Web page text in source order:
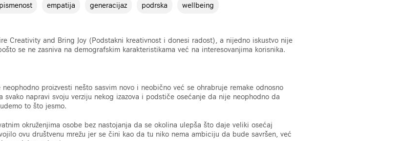
empatija generacijaz podrska wellbeing
Creativity and Bring Joy (Podstakni kreativnost i donesi radost), a nijedno iskustvo nije
se ne zasniva na demografskim karakteristikama već na interesovanjima korisnika.
proizvesti nešto sasvim novo i neobično već se ohrabruje remake odnosno
svako napravi svoju verziju nekog izazova i podstiče osećanje da nije neophodno da
to što jesmo.
okruženjima osobe bez nastojanja da se okolina ulepša što daje veliki osećaj
ovu društvenu mrežu jer se čini kao da tu niko nema ambiciju da bude savršen, već